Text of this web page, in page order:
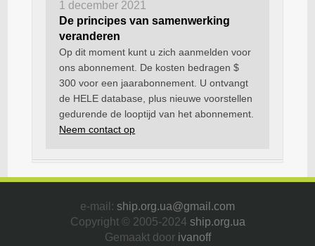
1 december 2021
De principes van samenwerking
veranderen
Op dit moment kunt u zich aanmelden voor
ons abonnement. De kosten bedragen $
300 voor een jaarabonnement. U ontvangt
de HELE database, plus nieuwe voorstellen
gedurende de looptijd van het abonnement.
Neem contact op
e-mail: ship.org.ua@gmail.com
Copyright © 2005-2024 ship.org.ua
Gemaakt door ivanoff